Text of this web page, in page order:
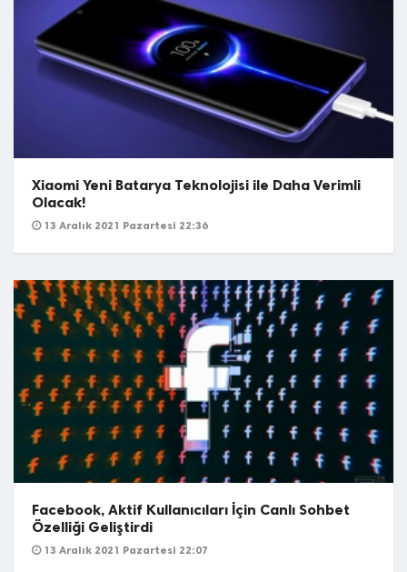
Xiaomi Yeni Batarya Teknolojisi ile Daha Verimli
Olacak!
13 Aralık 2021 Pazartesi 22:36
Facebook, Aktif Kullanıcıları İçin Canlı Sohbet
Özelliği Geliştirdi
13 Aralık 2021 Pazartesi 22:07